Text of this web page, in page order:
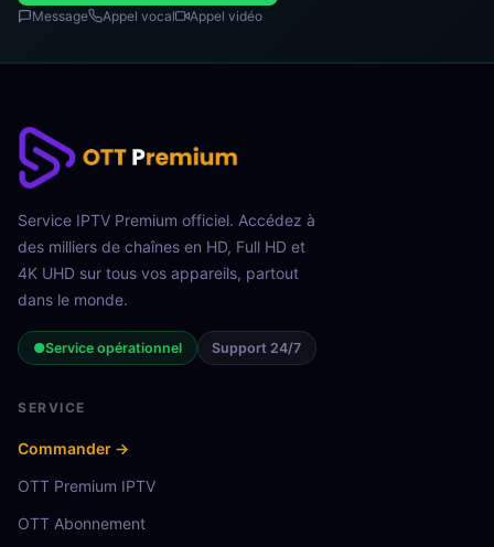
Message Appel vocal Appel vidéo
Service IPTV Premium officiel. Accédez à
des milliers de chaînes en HD, Full HD et
4K UHD sur tous vos appareils, partout
dans le monde.
●Service opérationnel Support 24/7
SERVICE
Commander →
OTT Premium IPTV
OTT Abonnement